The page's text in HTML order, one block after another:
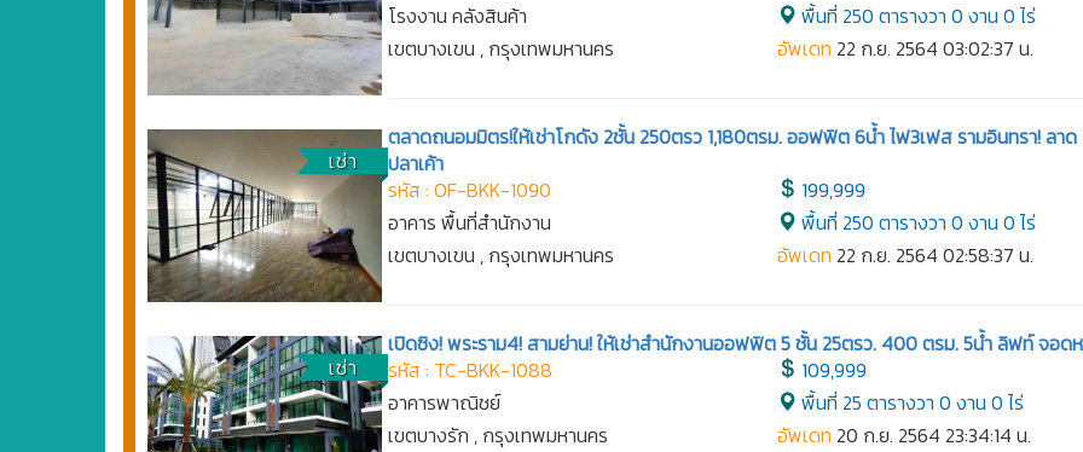
โรงงาน คลังสินค้า
เขตบางเขน , กรุงเทพมหานคร
พื้นที่ 250 ตารางวา 0 งาน 0 ไร่
อัพเดท 22 ก.ย. 2564 03:02:37 น.
เช่า
ตลาดถนอมมิตร!ให้เช่าโกดัง 2ชั้น 250ตรว 1,180ตรม. ออฟฟิต 6น้ำ ไฟ3เฟส รามอินทรา! ลาด
ปลาเค้า
รหัส : OF-BKK-1090
อาคาร พื้นที่สำนักงาน
เขตบางเขน , กรุงเทพมหานคร
199,999
พื้นที่ 250 ตารางวา 0 งาน 0 ไร่
อัพเดท 22 ก.ย. 2564 02:58:37 น.
เช่า
เปิดซิง! พระราม4! สามย่าน! ให้เช่าสำนักงานออฟฟิต 5 ชั้น 25ตรว. 400 ตรม. 5น้ำ ลิฟท์ จอดห
รหัส : TC-BKK-1088
อาคารพาณิชย์
เขตบางรัก , กรุงเทพมหานคร
109,999
พื้นที่ 25 ตารางวา 0 งาน 0 ไร่
อัพเดท 20 ก.ย. 2564 23:34:14 น.